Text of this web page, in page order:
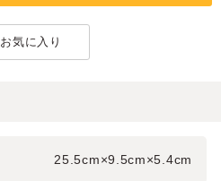
お気に入り
25.5cm×9.5cm×5.4cm